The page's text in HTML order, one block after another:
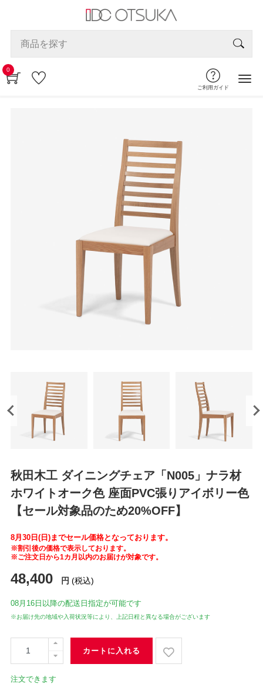
0
ご利用ガイド
秋田木工 ダイニングチェア「N005」ナラ材
ホワイトオーク色 座面PVC張りアイボリー色
【セール対象品のため20%OFF】
8月30日(日)までセール価格となっております。
※割引後の価格で表示しております。
※ご注文日から1カ月以内のお届けが対象です。
48,400 円 (税込)
08月16日 以降の配送日指定が可能です
※お届け先の地域や入荷状況等により、上記日程と異なる場合がございます
カートに入れる
注文できます